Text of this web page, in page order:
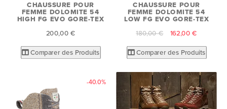
CHAUSSURE POUR
FEMME DOLOMITE 54
HIGH FG EVO GORE-TEX
200,00 €
Comparer des Produits
CHAUSSURE POUR
FEMME DOLOMITE 54
LOW FG EVO GORE-TEX
180,00 €
162,00 €
Comparer des Produits
-40.0%